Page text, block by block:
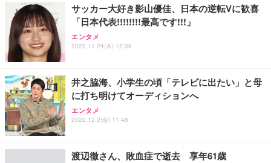
務用 おしゃれ パソコンチェア (ホワイト)
ANDWINT オフィスチェア デスクチェア 肘なし メ
ッシュ 通気性 ランバーサポート付き 腰サポート ガ
ス圧無段階昇降 360度回転 キャスター付き コンパク
【MiniLED/24.5inch/280Hz/FHD】GRAPHT THE S
HOOTER Gaming Monitor 24” Essential ゲーミン
グモニター QD 24.5インチ 1ms FHD 量子ドット 残
アイリスオーヤマ ペットシーツ 超厚型 お徳用 レギ
ュラー 200枚入【Amazon.co.jp限定】
サッカー大好き影山優佳、日本の逆転Vに歓喜
「日本代表!!!!!!!!最高です!!!」
エンタメ
2022.11.24(木) 12:08
井之脇海、小学生の頃「テレビに出たい」と母
に打ち明けてオーディションへ
エンタメ
2022.12.2(金) 11:48
渡辺徹さん、敗血症で逝去 享年61歳